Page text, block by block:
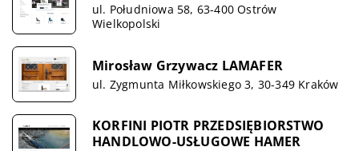
ul. Południowa 58, 63-400 Ostrów
Wielkopolski
Mirosław Grzywacz LAMAFER
ul. Zygmunta Miłkowskiego 3, 30-349 Kraków
KORFINI PIOTR PRZEDSIĘBIORSTWO
HANDLOWO-USŁUGOWE HAMER